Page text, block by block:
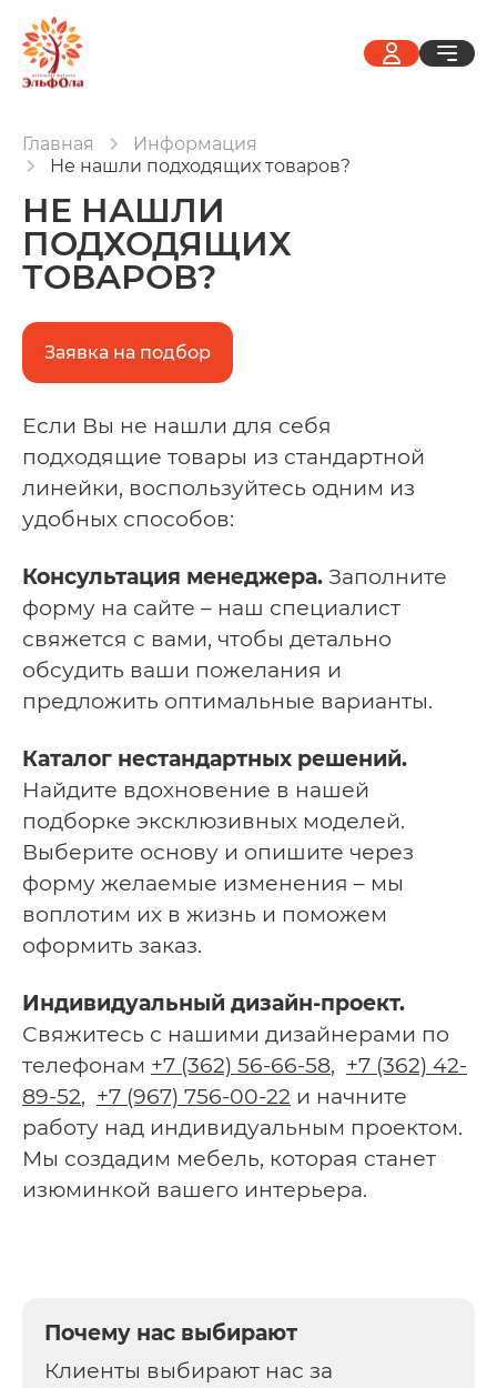
Главная
Информация
Не нашли подходящих товаров?
НЕ НАШЛИ
ПОДХОДЯЩИХ
ТОВАРОВ?
Заявка на подбор
Если Вы не нашли для себя
подходящие товары из стандартной
линейки, воспользуйтесь одним из
удобных способов:
Консультация менеджера. Заполните
форму на сайте – наш специалист
свяжется с вами, чтобы детально
обсудить ваши пожелания и
предложить оптимальные варианты.
Каталог нестандартных решений.
Найдите вдохновение в нашей
подборке эксклюзивных моделей.
Выберите основу и опишите через
форму желаемые изменения – мы
воплотим их в жизнь и поможем
оформить заказ.
Индивидуальный дизайн-проект.
Свяжитесь с нашими дизайнерами по
телефонам +7 (362) 56-66-58, +7 (362) 42-
89-52, +7 (967) 756-00-22 и начните
работу над индивидуальным проектом.
Мы создадим мебель, которая станет
изюминкой вашего интерьера.
Почему нас выбирают
Клиенты выбирают нас за